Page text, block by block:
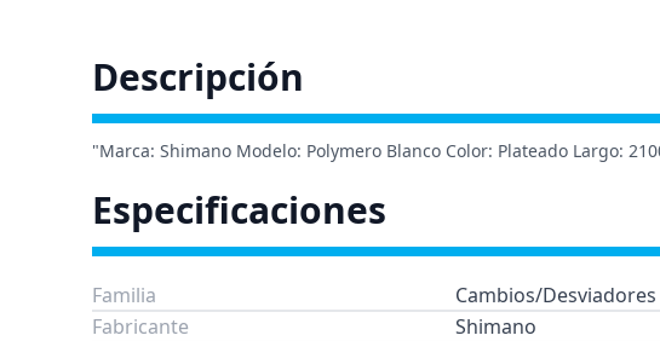
Descripción
"Marca: Shimano Modelo: Polymero Blanco Color: Plateado Largo:
Especificaciones
Familia
Cambios/Desviadores
Fabricante
Shimano